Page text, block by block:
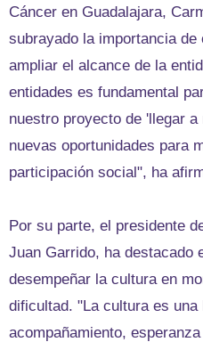
Cáncer en Guadalajara,
subrayado la importancia
ampliar el alcance de la
entidades es fundamental
nuestro proyecto de 'llegar
nuevas oportunidades para
participación social", ha
Por su parte, el presidente
Juan Garrido, ha destacado
desempeñar la cultura en
dificultad. "La cultura es una
acompañamiento,